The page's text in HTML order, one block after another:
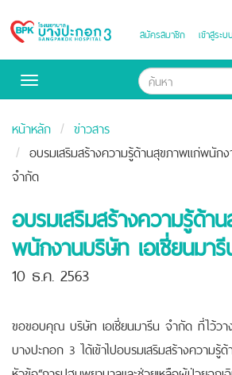
Bangpakok
สมัครสมาชิก เข้าสู่ระบบ
Toggle
หน้าหลัก
ข่าวสาร
อบรมเสริมสร้างความรู้ด้านสุขภาพแก่พนัก
จำกัด
อบรมเสริมสร้างความรู้ด้า
พนักงานบริษัท เอเชี่ยนมา
10 ธ.ค. 2563
ขอขอบคุณ บริษัท เอเชี่ยนมารีน จำกัด ที่ไว้วาง
บางปะกอก 3 ได้เข้าไปอบรมเสริมสร้างความ